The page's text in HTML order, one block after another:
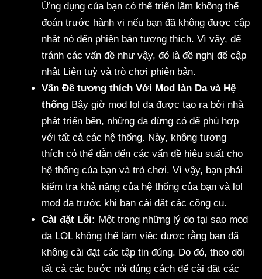
Ứng dụng của bạn có thể triển lãm không thể
đoán trước hành vi nếu bạn đã không được cập
nhật nó đến phiên bản tương thích. Vì vậy, để
tránh các vấn đề như vậy, đó là đề nghị để cập
nhật Liên tuỳ và trò chơi phiên bản.
Vấn Đề tương thích Với Mod làn Da và Hệ
thống Bây giờ mod lol da được tạo ra bởi nhà
phát triển bên, những da đừng có để phù hợp
với tất cả các hệ thống. Này, không tương
thích có thể dẫn đến các vấn đề hiệu suất cho
hệ thống của bạn và trò chơi. Vì vậy, bạn phải
kiểm tra khả năng của hệ thống của bạn và lol
mod da trước khi bạn cài đặt các công cụ.
Cài đặt Lỗi: Một trong những lý do tại sao mod
da LOL không thể làm việc được rằng bạn đã
không cài đặt các tập tin đúng. Do đó, theo dõi
tất cả các bước nói đúng cách để cài đặt các